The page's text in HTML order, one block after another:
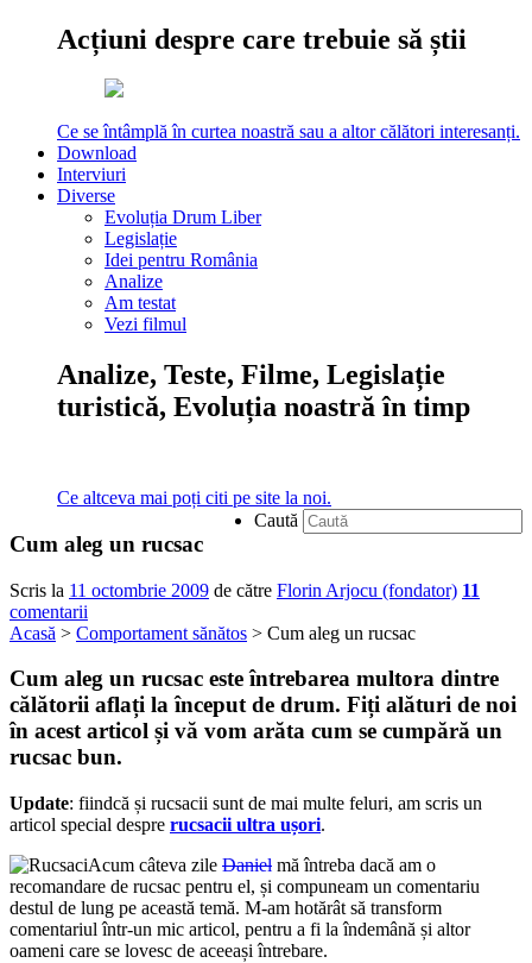
Acțiuni despre care trebuie să știi
Ce se întâmplă în curtea noastră sau a altor călători interesanți.
Download
Interviuri
Diverse
Evoluția Drum Liber
Legislație
Idei pentru România
Analize
Am testat
Vezi filmul
Analize, Teste, Filme, Legislație
turistică, Evoluția noastră în timp
Ce altceva mai poți citi pe site la noi.
Caută
Cum aleg un rucsac
Scris la 11 octombrie 2009 de către Florin Arjocu (fondator) 11
comentarii
Acasă > Comportament sănătos > Cum aleg un rucsac
Cum aleg un rucsac este întrebarea multora dintre
călătorii aflați la început de drum. Fiți alături de noi
în acest articol și vă vom arăta cum se cumpără un
rucsac bun.
Update: fiindcă și rucsacii sunt de mai multe feluri, am scris un
articol special despre rucsacii ultra ușori.
Acum câteva zile Daniel mă întreba dacă am o
recomandare de rucsac pentru el, și compuneam un comentariu
destul de lung pe această temă. M-am hotărât să transform
comentariul într-un mic articol, pentru a fi la îndemână și altor
oameni care se lovesc de aceeași întrebare.